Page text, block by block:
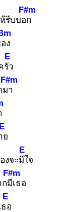
รีบบอก
F#m
ง
รัว
E
มา
F#m
ย
E
งจะมีใ
E
จ
มีเ
F#m
ธอ
อ
E